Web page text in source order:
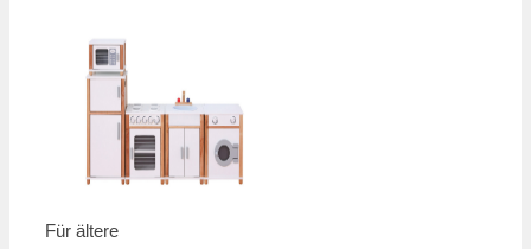
Für ältere